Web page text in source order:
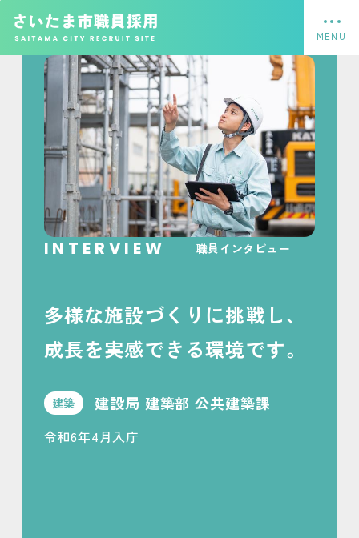
ページの本文です。
多様な施設づくりに挑戦し、
成長を実感できる環境です。
職員インタビュー
建築 建設局 建築部 公共建築課
令和6年4月入庁